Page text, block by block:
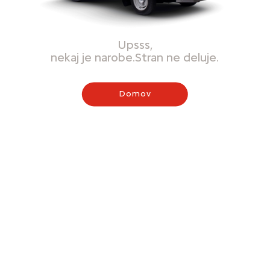
Upsss,
nekaj je narobe.Stran ne deluje.
Domov